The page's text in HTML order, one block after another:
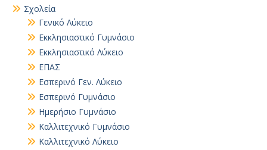
Σχολεία
Γενικό Λύκειο
Εκκλησιαστικό Γυμνάσιο
Εκκλησιαστικό Λύκειο
ΕΠΑΣ
Εσπερινό Γεν. Λύκειο
Εσπερινό Γυμνάσιο
Ημερήσιο Γυμνάσιο
Καλλιτεχνικό Γυμνάσιο
Καλλιτεχνικό Λύκειο